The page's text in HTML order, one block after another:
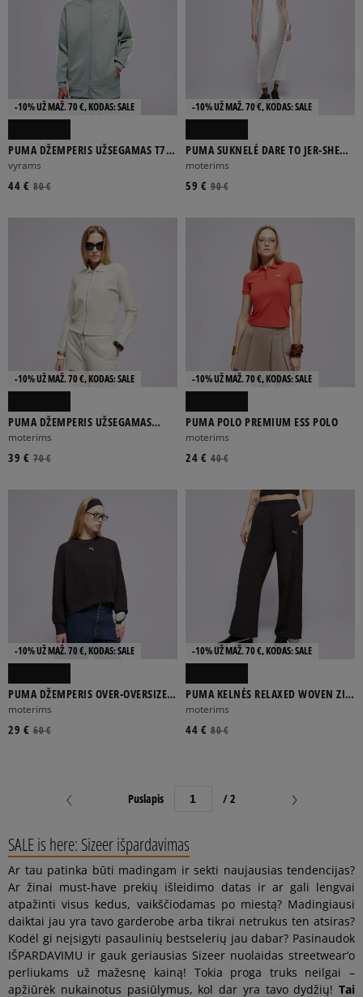
-10% UŽ MAŽ. 70 €, KODAS: SALE
PUMA DŽEMPERIS UŽSEGAMAS T7
ALWAYS ON TRACK JACKET DK
vyrams
80 €
44 €
-10% UŽ MAŽ. 70 €, KODAS: SALE
PUMA SUKNELĖ DARE TO JER-SHE
TRENINGASS
moterims
90 €
59 €
-10% UŽ MAŽ. 70 €, KODAS: SALE
PUMA DŽEMPERIS UŽSEGAMAS
KNITTED CARDIGAN
moterims
70 €
39 €
-10% UŽ MAŽ. 70 €, KODAS: SALE
PUMA POLO PREMIUM ESS POLO
moterims
40 €
24 €
-10% UŽ MAŽ. 70 €, KODAS: SALE
PUMA DŽEMPERIS OVER-OVERSIZED
CREW TR
moterims
60 €
29 €
-10% UŽ MAŽ. 70 €, KODAS: SALE
PUMA KELNĖS RELAXED WOVEN ZIP-
OFF PANTS OP
moterims
80 €
44 €
Puslapis / 2
SALE is here: Sizeer išpardavimas
Ar tau patinka būti madingam ir sekti naujausias tendencijas?
Ar žinai must-have prekių išleidimo datas ir ar gali lengvai
atpažinti visus kedus, vaikščiodamas po miestą? Madingiausi
daiktai jau yra tavo garderobe arba tikrai netrukus ten atsiras?
Kodėl gi neįsigyti pasaulinių bestselerių jau dabar? Pasinaudok
IŠPARDAVIMU ir gauk geriausias Sizeer nuolaidas streetwear‘o
perliukams už mažesnę kainą! Tokia proga truks neilgai –
apžiūrėk nukainotus pasiūlymus, kol dar yra tavo dydžių! Tai